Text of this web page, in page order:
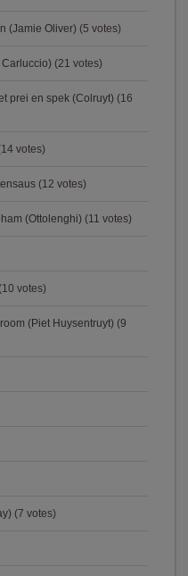
(Jamie Oliver) (5 votes)
(21 votes)
prei en spek (Colruyt) (16
votes)
(12 votes)
(Ottolenghi) (11 votes)
(10 votes)
(Piet Huysentruyt) (9
(7 votes)